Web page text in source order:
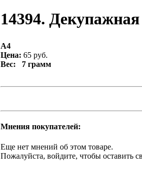
14394.
А4
Цена: 65 руб.
Вес: 7 грамм
Мнения покупателей:
Еще нет мнений об этом товаре.
Пожалуйста, войдите, чтобы оставить